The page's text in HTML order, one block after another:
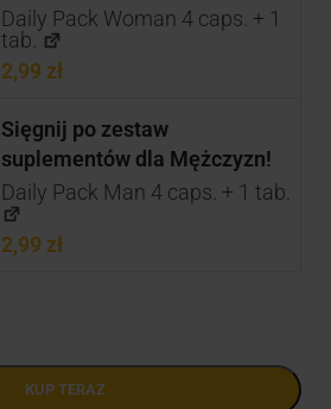
Daily Pack Woman 4 caps. + 1
tab.
2,99 zł
Sięgnij po zestaw
suplementów dla Mężczyzn!
Daily Pack Man 4 caps. + 1 tab.
2,99 zł
KUP TERAZ